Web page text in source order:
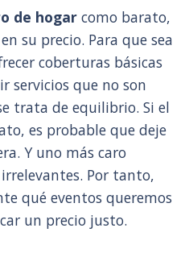
de hogar como barato,
su precio. Para que sea
coberturas básicas
servicios que no son
trata de equilibrio. Si el
es probable que deje
Y uno más caro
Por tanto,
qué eventos queremos
un precio justo.